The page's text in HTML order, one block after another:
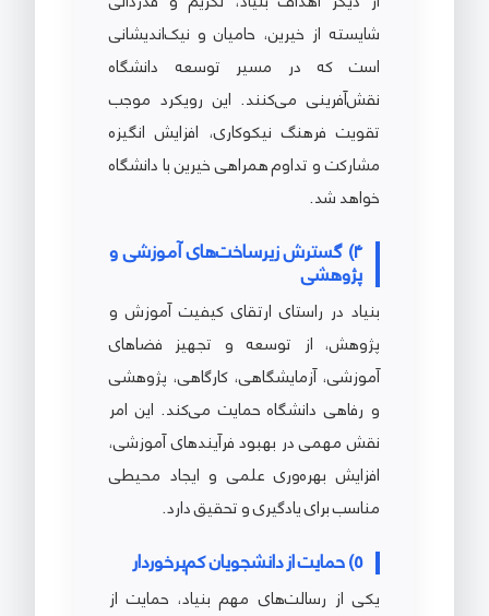
شایسته از خیرین، حامیان و نیک‌اندیشانی
است که در مسیر توسعه دانشگاه
نقش‌آفرینی می‌کنند. این رویکرد موجب
تقویت فرهنگ نیکوکاری، افزایش انگیزه
مشارکت و تداوم همراهی خیرین با دانشگاه
خواهد شد.
4) گسترش زیرساخت‌های آموزشی و
پژوهشی
بنیاد در راستای ارتقای کیفیت آموزش و
پژوهش، از توسعه و تجهیز فضاهای
آموزشی، آزمایشگاهی، کارگاهی، پژوهشی
و رفاهی دانشگاه حمایت می‌کند. این امر
نقش مهمی در بهبود فرآیندهای آموزشی،
افزایش بهره‌وری علمی و ایجاد محیطی
مناسب برای یادگیری و تحقیق دارد.
5) حمایت از دانشجویان کم‌برخوردار
یکی از رسالت‌های مهم بنیاد، حمایت از